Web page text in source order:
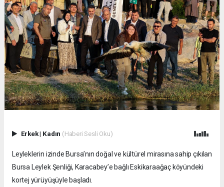
Erkek| Kadın (Haberi Sesli Oku)
Leyleklerin izinde Bursa’nın doğal ve kültürel mirasına sahip çıkılan
Bursa Leylek Şenliği, Karacabey’e bağlı Eskikaraağaç köyündeki
kortej yürüyüşüyle başladı.